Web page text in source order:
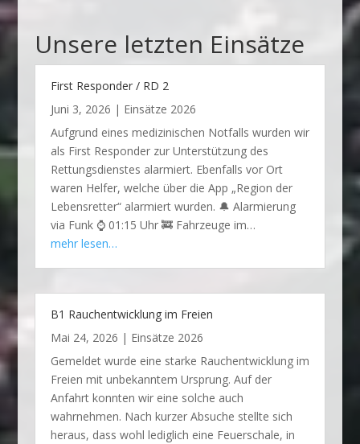
Unsere letzten Einsätze
First Responder / RD 2
Juni 3, 2026 | Einsätze 2026
Aufgrund eines medizinischen Notfalls wurden wir
als First Responder zur Unterstützung des
Rettungsdienstes alarmiert. Ebenfalls vor Ort
waren Helfer, welche über die App „Region der
Lebensretter“ alarmiert wurden. 🔔 Alarmierung
via Funk ⌚ 01:15 Uhr 🚒 Fahrzeuge im…
mehr lesen…
B1 Rauchentwicklung im Freien
Mai 24, 2026 | Einsätze 2026
Gemeldet wurde eine starke Rauchentwicklung im
Freien mit unbekanntem Ursprung. Auf der
Anfahrt konnten wir eine solche auch
wahrnehmen. Nach kurzer Absuche stellte sich
heraus, dass wohl lediglich eine Feuerschale, in